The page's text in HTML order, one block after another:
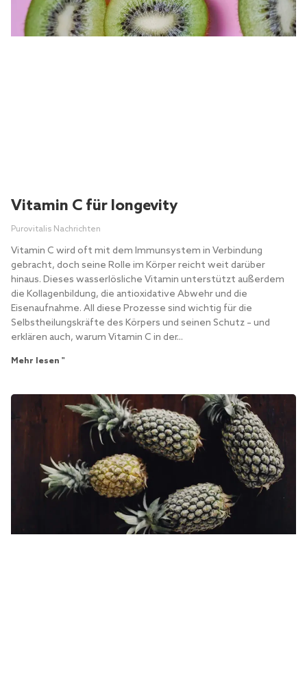
Vitamin C für longevity
Purovitalis Nachrichten
Vitamin C wird oft mit dem Immunsystem in Verbindung
gebracht, doch seine Rolle im Körper reicht weit darüber
hinaus. Dieses wasserlösliche Vitamin unterstützt außerdem
die Kollagenbildung, die antioxidative Abwehr und die
Eisenaufnahme. All diese Prozesse sind wichtig für die
Selbstheilungskräfte des Körpers und seinen Schutz – und
erklären auch, warum Vitamin C in der...
Mehr lesen "